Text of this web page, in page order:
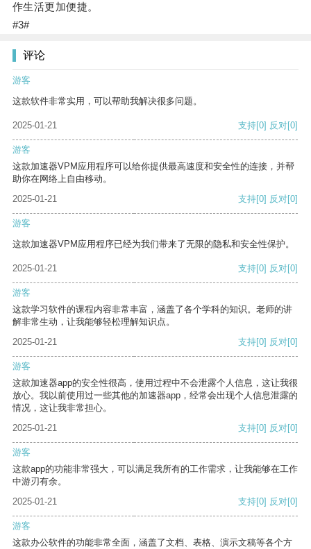
作生活更加便捷。
#3#
评论
游客
这款软件非常实用，可以帮助我解决很多问题。
2025-01-21 支持[0] 反对[0]
游客
这款加速器VPM应用程序可以给你提供最高速度和安全性的连接，并帮
助你在网络上自由移动。
2025-01-21
支持[0] 反对[0]
游客
这款加速器VPM应用程序已经为我们带来了无限的隐私和安全性保护。
2025-01-21 支持[0] 反对[0]
游客
这款学习软件的课程内容非常丰富，涵盖了各个学科的知识。老师的讲
解非常生动，让我能够轻松理解知识点。
2025-01-21
支持[0] 反对[0]
游客
这款加速器app的安全性很高，使用过程中不会泄露个人信息，这让我很
放心。我以前使用过一些其他的加速器app，经常会出现个人信息泄露的
情况，这让我非常担心。
2025-01-21
支持[0] 反对[0]
游客
这款app的功能非常强大，可以满足我所有的工作需求，让我能够在工作
中游刃有余。
2025-01-21
支持[0] 反对[0]
游客
这款办公软件的功能非常全面，涵盖了文档、表格、演示文稿等各个方